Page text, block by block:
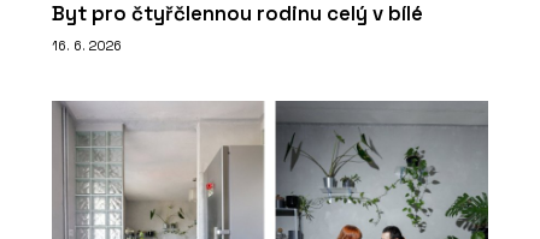
Byt pro čtyřčlennou rodinu celý v bílé
16. 6. 2026